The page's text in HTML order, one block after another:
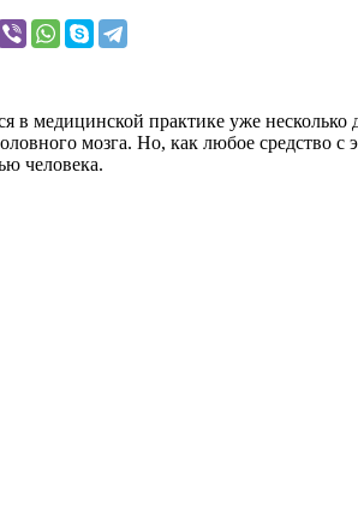
в медицинской практике уже несколько
мозга. Но, как любое средство
человека.